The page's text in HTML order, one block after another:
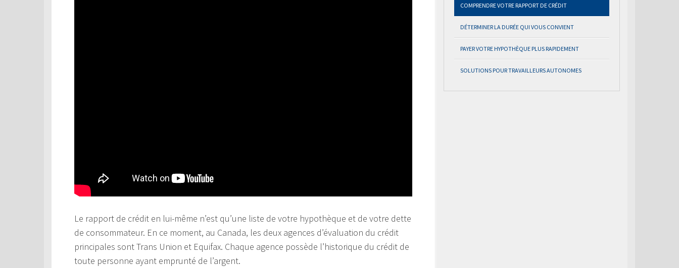
Le rapport de crédit en lui-même n’est qu’une liste de votre hypothèque et de votre dette
de consommateur. En ce moment, au Canada, les deux agences d’évaluation du crédit
principales sont Trans Union et Equifax. Chaque agence possède l’historique du crédit de
toute personne ayant emprunté de l’argent.
COMPRENDRE VOTRE RAPPORT DE CRÉDIT
DÉTERMINER LA DURÉE QUI VOUS CONVIENT
PAYER VOTRE HYPOTHÈQUE PLUS RAPIDEMENT
SOLUTIONS POUR TRAVAILLEURS AUTONOMES